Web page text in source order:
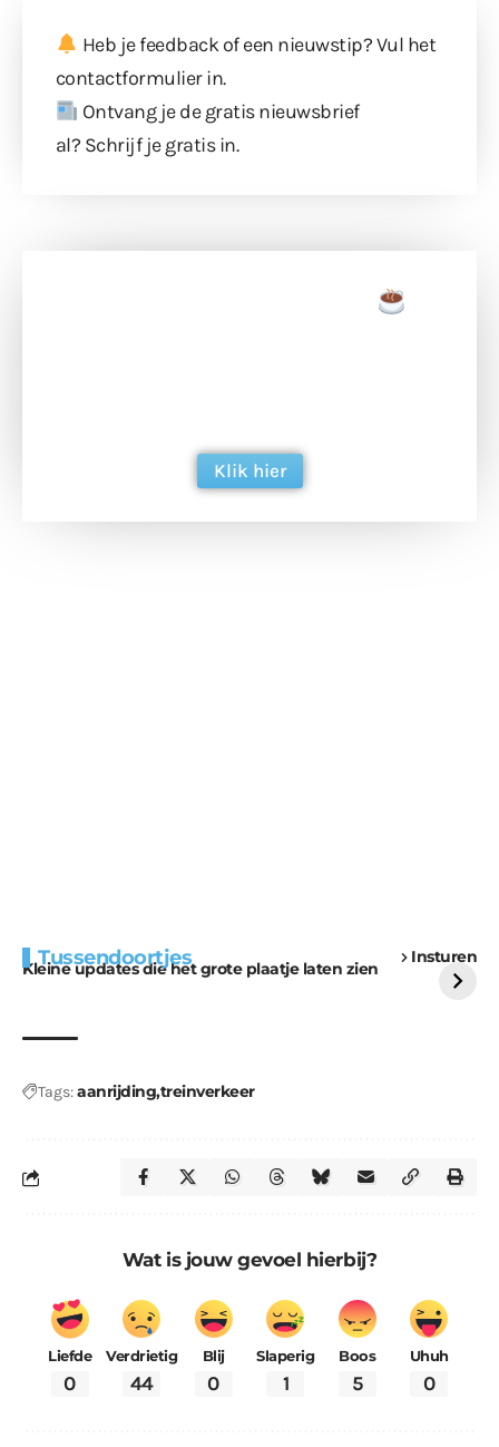
Heb je feedback of een nieuwstip? Vul het
contactformulierin.
Ontvang je de gratis nieuwsbrief
al? Schrijf je gratis in.
Klik hier
Tussendoortjes Insturen
Kleine updates die het grote plaatje laten zien
voor kabouters
uitdaging
Tags:aanrijdingtreinverkeer
Wat is jouw gevoel hierbij?
Liefde
0
Verdrietig
44
Blij
0
Slaperig
1
Boos
5
Uhuh
0